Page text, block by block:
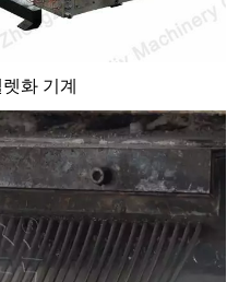
화 기계